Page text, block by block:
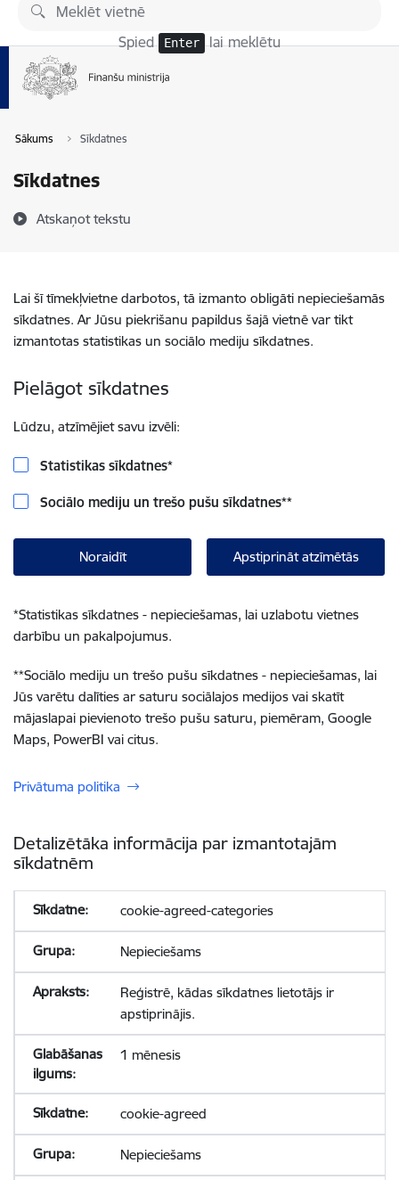
Pāriet uz lapas saturu
Spied Enter lai meklētu
Sākums Sīkdatnes
Sīkdatnes
Atskaņot tekstu
Lai šī tīmekļvietne darbotos, tā izmanto obligāti nepieciešamās
sīkdatnes. Ar Jūsu piekrišanu papildus šajā vietnē var tikt
izmantotas statistikas un sociālo mediju sīkdatnes.
Pielāgot sīkdatnes
Lūdzu, atzīmējiet savu izvēli:
Statistikas sīkdatnes*
Sociālo mediju un trešo pušu sīkdatnes**
Noraidīt Apstiprināt atzīmētās
*Statistikas sīkdatnes - nepieciešamas, lai uzlabotu vietnes
darbību un pakalpojumus.
**Sociālo mediju un trešo pušu sīkdatnes - nepieciešamas, lai
Jūs varētu dalīties ar saturu sociālajos medijos vai skatīt
mājaslapai pievienoto trešo pušu saturu, piemēram, Google
Maps, PowerBI vai citus.
Privātuma politika
Detalizētāka informācija par izmantotajām
sīkdatnēm
cookie-agreed-categories
Nepieciešams
Reģistrē, kādas sīkdatnes lietotājs ir
apstiprinājis.
1 mēnesis
cookie-agreed
Nepieciešams